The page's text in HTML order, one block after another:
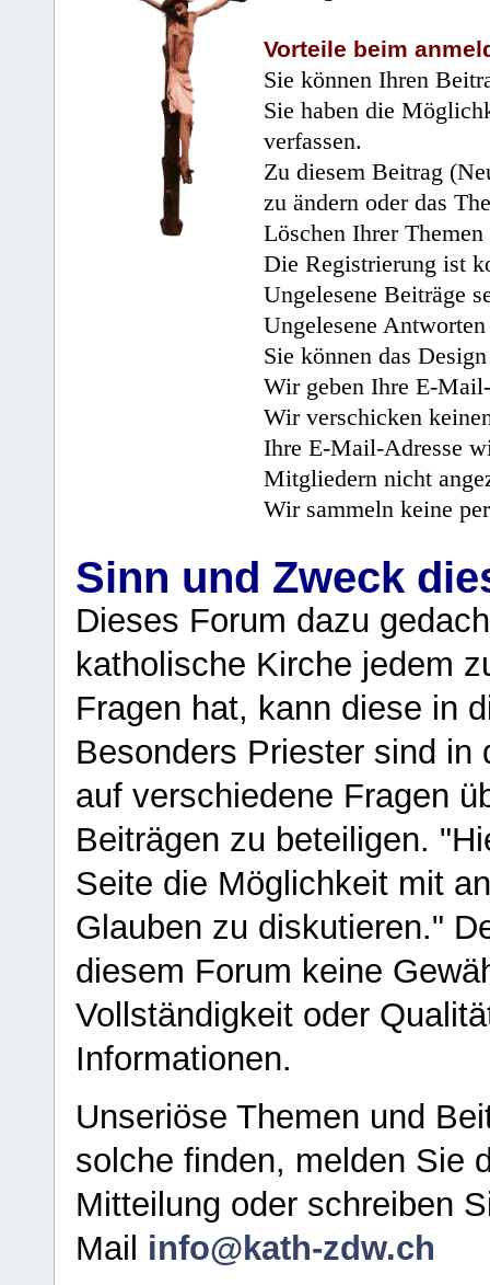
Vorteile beim
Sie können Ihren
Sie haben die
verfassen.
Zu diesem Beitrag
zu ändern oder das
Löschen Ihrer
Die Registrierung ist
Ungelesene Beiträge
Ungelesene
Sie können das
Wir geben Ihre E-
Wir verschicken
Ihre E-Mail-Adresse
Mitgliedern nicht
Wir sammeln keine
Sinn und Zweck
Dieses Forum dazu
katholische Kirche jedem
Fragen hat, kann diese in
Besonders Priester sind in
auf verschiedene Fragen
Beiträgen zu beteiligen.
Seite die Möglichkeit mit
Glauben zu diskutieren."
diesem Forum keine
Vollständigkeit oder
Informationen.
Unseriöse Themen und
solche finden, melden Sie
Mitteilung oder schreiben
Mail info@kath-zdw.ch